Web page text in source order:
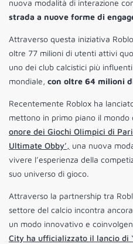
nuova modalità di interazione
strada a nuove forme di
Attraverso questa iniziativa
oltre 77 milioni di utenti attivi
uno dei club calcistici più
mondiale, con oltre 64 milioni
Recentemente Roblox ha
mettono in primo piano il mondo
onore dei Giochi Olimpici di
Ultimate Obby’, una nuova
vivere l’esperienza della
suo universo di gioco.
Attraverso la partnership tra
settore del calcio incontra
un modo innovativo e
City ha ufficializzato il lancio di